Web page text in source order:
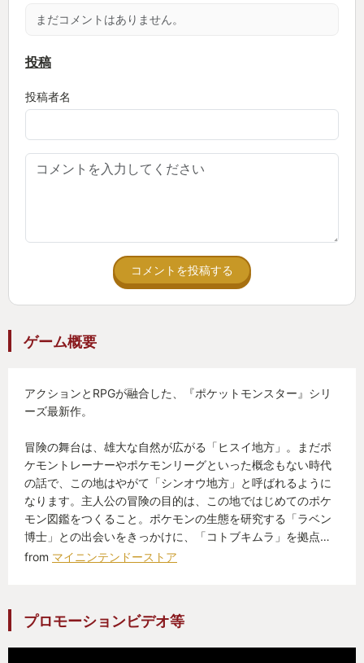
まだコメントはありません。
投稿
投稿者名
コメントを投稿する
ゲーム概要
アクションとRPGが融合した、『ポケットモンスター』シリ
ーズ最新作。
冒険の舞台は、雄大な自然が広がる「ヒスイ地方」。まだポ
ケモントレーナーやポケモンリーグといった概念もない時代
の話で、この地はやがて「シンオウ地方」と呼ばれるように
なります。主人公の冒険の目的は、この地ではじめてのポケ
モン図鑑をつくること。ポケモンの生態を研究する「ラベン
博士」との出会いをきっかけに、「コトブキムラ」を拠点…
from マイニンテンドーストア
プロモーションビデオ等